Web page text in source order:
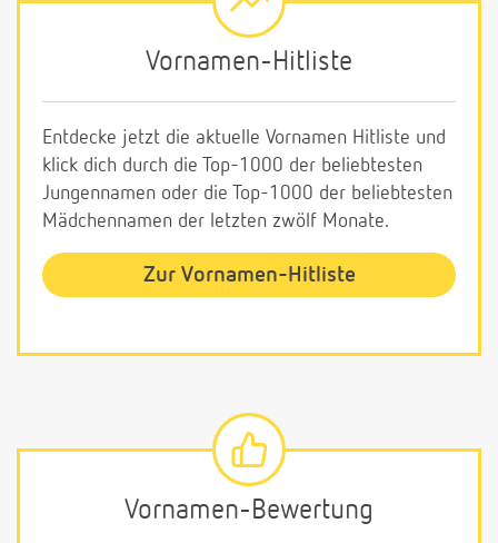
Vornamen-Hitliste
Entdecke jetzt die aktuelle Vornamen Hitliste und
klick dich durch die Top-1000 der beliebtesten
Jungennamen oder die Top-1000 der beliebtesten
Mädchennamen der letzten zwölf Monate.
Zur Vornamen-Hitliste
Vornamen-Bewertung